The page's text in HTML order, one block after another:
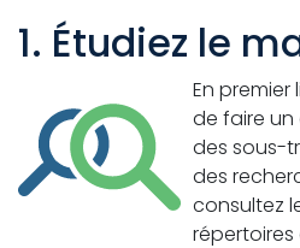
1. Étudiez le
En premier
de faire
des sous-
des
consultez
répertoires